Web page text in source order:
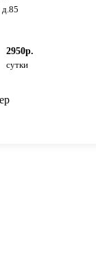
д.85
2950р.
сутки